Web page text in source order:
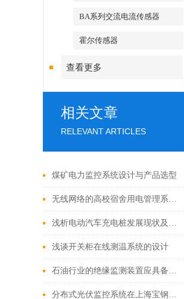
BA系列交流电流传感器
霍尔传感器
查看更多
相关文章
RELEVANT ARTICLES
煤矿电力监控系统设计与产品选型
无线网络的高校宿舍用电管理系统设计及产品应用方案
浅析电动汽车充电桩发展现状及运营模式
浅谈开关柜在线测温系统的设计
石油行业的绝缘监测装置应具备哪些功能？
分布式光伏监控系统在上海宝钢阿赛洛激光拼焊有限公司